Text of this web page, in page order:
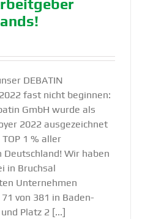
DEBATIN
fast nicht beginnen:
GmbH wurde als
2022 ausgezeichnet
1 % aller
Wir haben
in Bruchsal
Unternehmen
von 381 in Baden-
Platz 2 [...]